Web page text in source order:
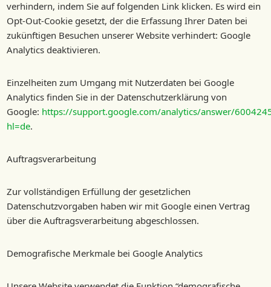
verhindern, indem Sie auf folgenden Link klicken. Es wird ein
Opt-Out-Cookie gesetzt, der die Erfassung Ihrer Daten bei
zukünftigen Besuchen unserer Website verhindert: Google
Analytics deaktivieren.
Einzelheiten zum Umgang mit Nutzerdaten bei Google
Analytics finden Sie in der Datenschutzerklärung von
Google: https://support.google.com/analytics/answer/
hl=de.
Auftragsverarbeitung
Zur vollständigen Erfüllung der gesetzlichen
Datenschutzvorgaben haben wir mit Google einen Vertrag
über die Auftragsverarbeitung abgeschlossen.
Demografische Merkmale bei Google Analytics